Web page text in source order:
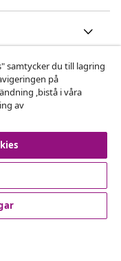
en webbshop från
samtycker du till lagring
på
,bistå i våra
av